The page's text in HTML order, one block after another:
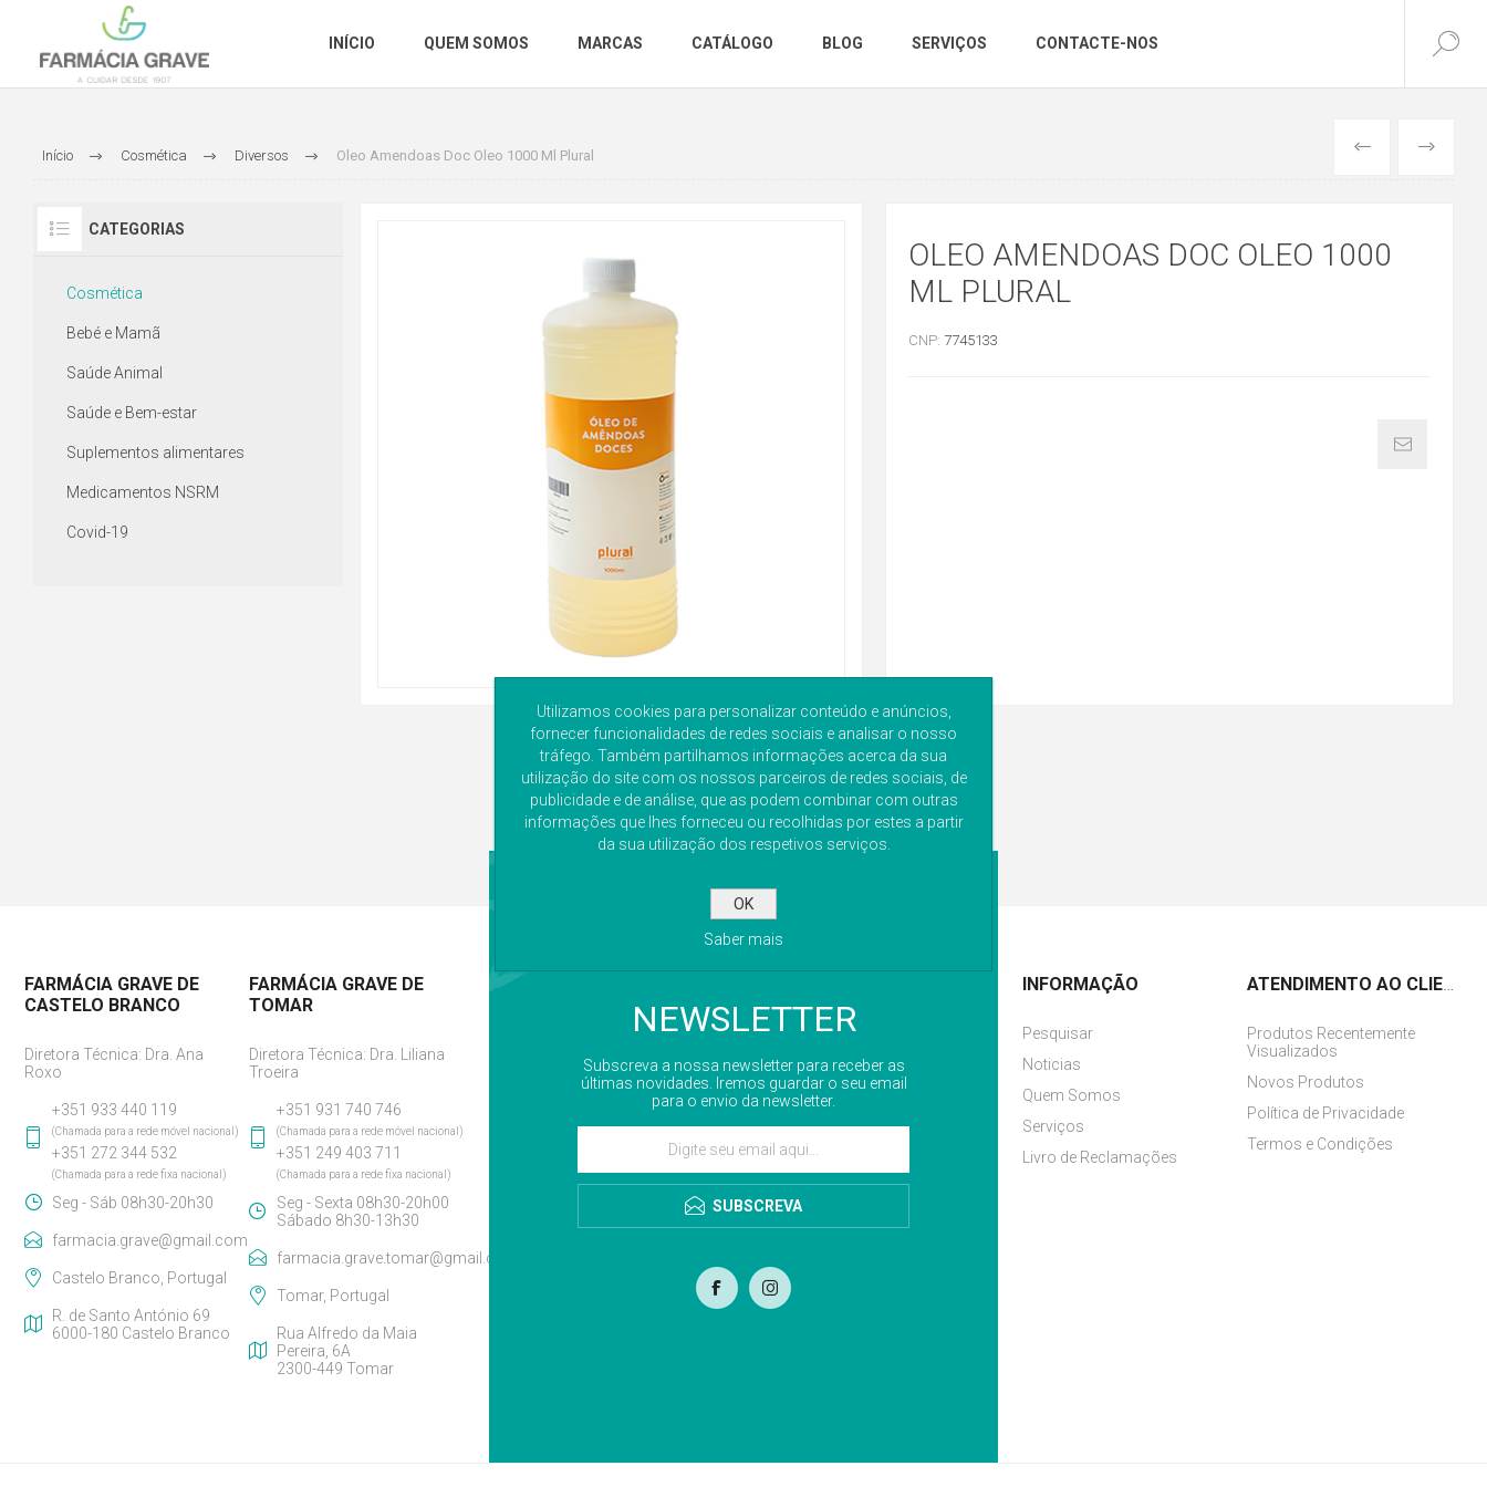
INÍCIO QUEM SOMOS MARCAS CATÁLOGO BLOG SERVIÇOS CONTACTE-NOS
Início Cosmética Diversos Oleo Amendoas Doc Oleo 1000 Ml Plural ANTERIORSEGUINTE
CATEGORIAS
Cosmética
Bebé e Mamã
Saúde Animal
Saúde e Bem-estar
Suplementos alimentares
Medicamentos NSRM
Covid-19
OLEO AMENDOAS DOC OLEO 1000
ML PLURAL
CNP: 7745133
NEWSLETTER
Subscreva a nossa newsletter para receber as
últimas novidades. Iremos guardar o seu email
para o envio da newsletter.
SUBSCREVA
FARMÁCIA GRAVE DE
CASTELO BRANCO
Diretora Técnica: Dra. Ana
Roxo
+351 933 440 119
(Chamada para a rede móvel nacional)
+351 272 344 532
(Chamada para a rede fixa nacional)
Seg - Sáb 08h30-20h30
farmacia.grave@gmail.com
Castelo Branco, Portugal
R. de Santo António 69
6000-180 Castelo Branco
FARMÁCIA GRAVE DE
TOMAR
Diretora Técnica: Dra. Liliana
Troeira
+351 931 740 746
(Chamada para a rede móvel nacional)
+351 249 403 711
(Chamada para a rede fixa nacional)
Seg - Sexta 08h30-20h00
Sábado 8h30-13h30
farmacia.grave.tomar@gmail.com
Tomar, Portugal
Rua Alfredo da Maia
Pereira, 6A
2300-449 Tomar
INFORMAÇÃO
Pesquisar
Noticias
Quem Somos
Serviços
Livro de Reclamações
ATENDIMENTO AO CLIENTE
Produtos Recentemente
Visualizados
Novos Produtos
Política de Privacidade
Termos e Condições
Utilizamos cookies para personalizar conteúdo e anúncios,
fornecer funcionalidades de redes sociais e analisar o nosso
tráfego. Também partilhamos informações acerca da sua
utilização do site com os nossos parceiros de redes sociais, de
publicidade e de análise, que as podem combinar com outras
informações que lhes forneceu ou recolhidas por estes a partir
da sua utilização dos respetivos serviços.
OK
Saber mais